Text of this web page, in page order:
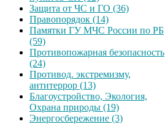
Защита от ЧС и ГО (36)
Правопорядок (14)
Памятки ГУ МЧС России по РБ
(59)
Противопожарная безопасность
(24)
Противод. экстремизму,
антитеррор (13)
Благоустройство, Экология,
Охрана природы (19)
Энергосбережение (3)